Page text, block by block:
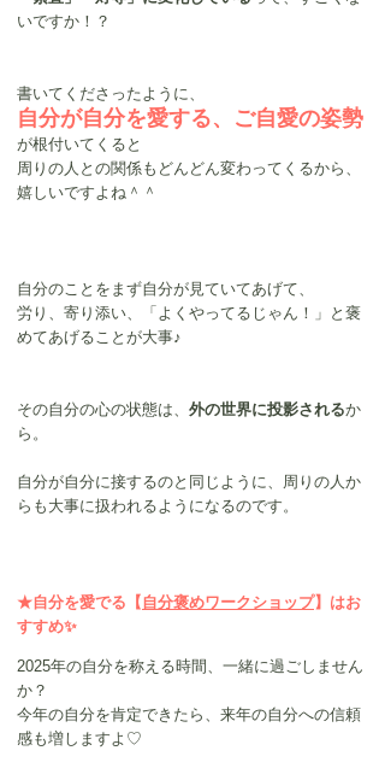
いですか！？
書いてくださったように、
自分が自分を愛する、ご自愛の姿勢
が根付いてくると
周りの人との関係もどんどん変わってくるから、
嬉しいですよね＾＾
自分のことをまず自分が見ていてあげて、
労り、寄り添い、「よくやってるじゃん！」と褒
めてあげることが大事♪
その自分の心の状態は、 外の世界に投影されるか
ら。
自分が自分に接するのと同じように、周りの人か
らも大事に扱われるようになるのです。
★自分を愛でる【 自分褒めワークショップ】はお
すすめ✨
2025年の自分を称える時間、一緒に過ごしません
か？
今年の自分を肯定できたら、来年の自分への信頼
感も増しますよ♡